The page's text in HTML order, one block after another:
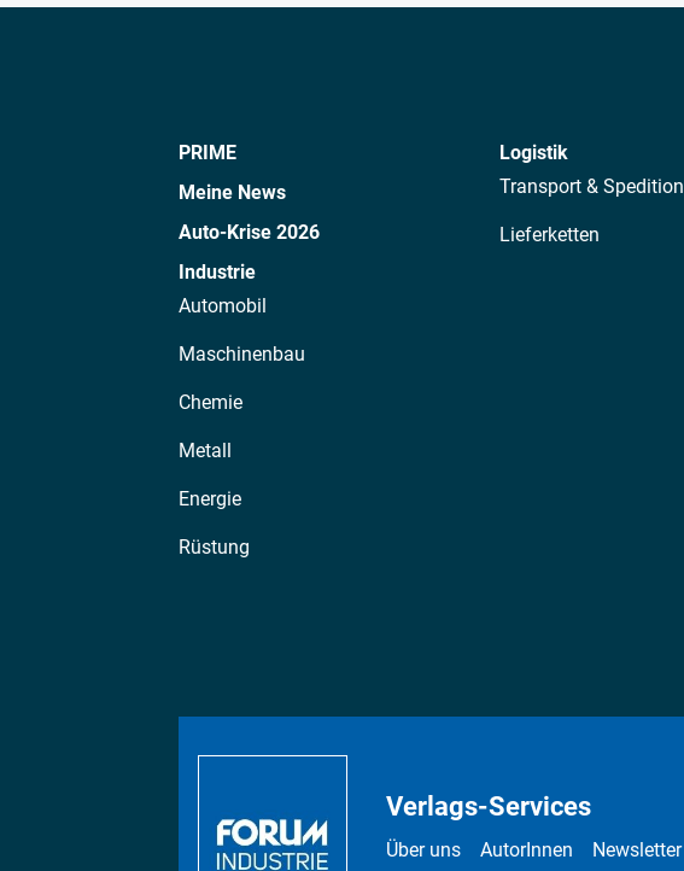
PRIME
Meine News
Auto-Krise 2026
Industrie
Automobil
Maschinenbau
Chemie
Metall
Energie
Rüstung
Logistik
Transport & Spedition
Lieferketten
Verlags-Services
Über uns AutorInnen Newsletter